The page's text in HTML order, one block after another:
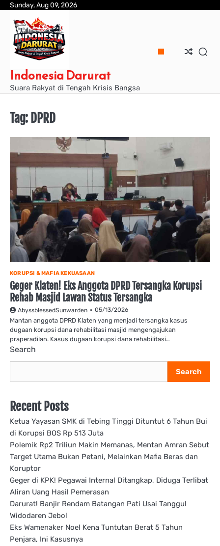
Skip
content
Sunday, Aug 09, 2026
Indonesia Darurat
Suara Rakyat di Tengah Krisis Bangsa
Tag: DPRD
KORUPSI & MAFIA KEKUASAAN
Geger Klaten! Eks Anggota DPRD Tersangka Korupsi
Rehab Masjid Lawan Status Tersangka
AbyssblessedSunwarden 05/13/2026
Mantan anggota DPRD Klaten yang menjadi tersangka kasus
dugaan korupsi dana rehabilitasi masjid mengengajukan
praperadilan. Kasus dugaan korupsi dana rehabilitasi…
Search
Search
Recent Posts
Ketua Yayasan SMK di Tebing Tinggi Dituntut 6 Tahun Bui
di Korupsi BOS Rp 513 Juta
Polemik Rp2 Triliun Makin Memanas, Mentan Amran Sebut
Target Utama Bukan Petani, Melainkan Mafia Beras dan
Koruptor
Geger di KPK! Pegawai Internal Ditangkap, Diduga Terlibat
Aliran Uang Hasil Pemerasan
Darurat! Banjir Rendam Batangan Pati Usai Tanggul
Widodaren Jebol
Eks Wamenaker Noel Kena Tuntutan Berat 5 Tahun
Penjara, Ini Kasusnya